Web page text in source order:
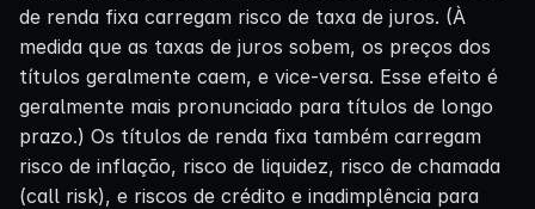
de renda fixa carregam risco de taxa de juros. (À
medida que as taxas de juros sobem, os preços dos
títulos geralmente caem, e vice-versa. Esse efeito é
geralmente mais pronunciado para títulos de longo
prazo.) Os títulos de renda fixa também carregam
risco de inflação, risco de liquidez, risco de chamada
(call risk), e riscos de crédito e inadimplência para